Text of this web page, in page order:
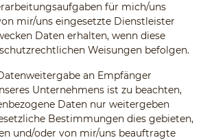
für mich/uns
mir/uns eingesetzte Dienstleister
Daten erhalten, wenn diese
Weisungen befolgen.
an Empfänger
Unternehmens ist zu beachten,
Daten nur weitergeben
Bestimmungen dies gebieten,
und/oder von mir/uns beauftragte